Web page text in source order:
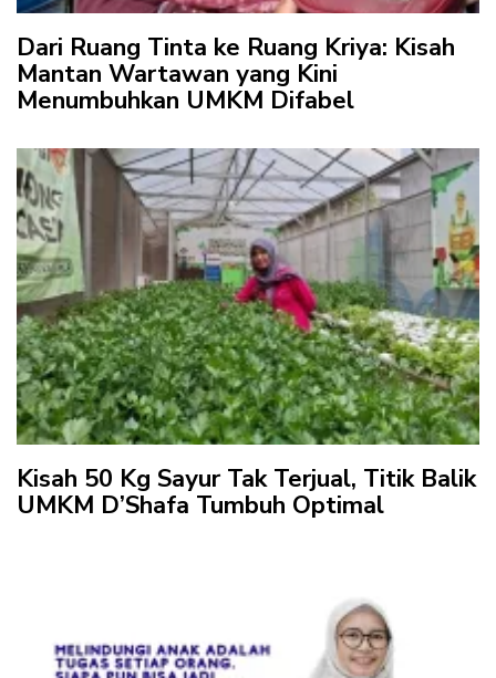
Dari Ruang Tinta ke Ruang Kriya: Kisah
Mantan Wartawan yang Kini
Menumbuhkan UMKM Difabel
Kisah 50 Kg Sayur Tak Terjual, Titik Balik
UMKM D’Shafa Tumbuh Optimal